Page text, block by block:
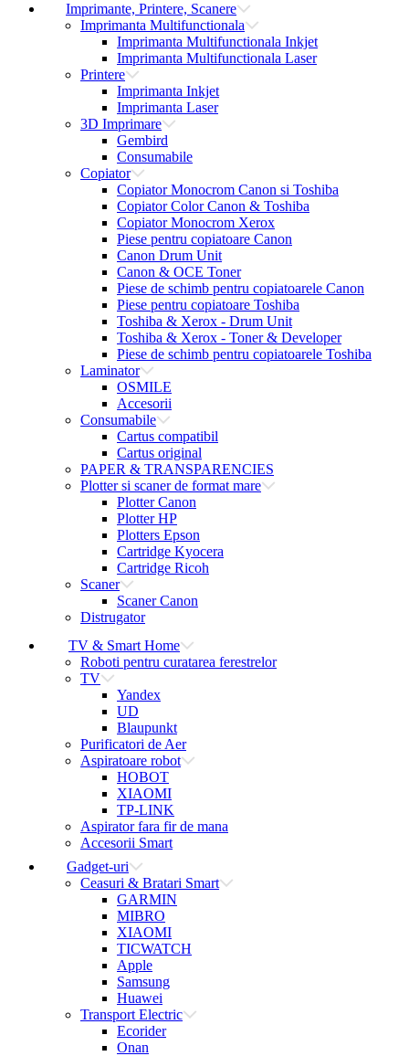
Imprimante, Printere, Scanere
Imprimanta Multifunctionala
Imprimanta Multifunctionala Inkjet
Imprimanta Multifunctionala Laser
Printere
Imprimanta Inkjet
Imprimanta Laser
3D Imprimare
Gembird
Consumabile
Copiator
Copiator Monocrom Canon si Toshiba
Copiator Color Canon & Toshiba
Copiator Monocrom Xerox
Piese pentru copiatoare Canon
Canon Drum Unit
Canon & OCE Toner
Piese de schimb pentru copiatoarele Canon
Piese pentru copiatoare Toshiba
Toshiba & Xerox - Drum Unit
Toshiba & Xerox - Toner & Developer
Piese de schimb pentru copiatoarele Toshiba
Laminator
OSMILE
Accesorii
Consumabile
Cartus compatibil
Cartus original
PAPER & TRANSPARENCIES
Plotter si scaner de format mare
Plotter Canon
Plotter HP
Plotters Epson
Cartridge Kyocera
Cartridge Ricoh
Scaner
Scaner Canon
Distrugator
TV & Smart Home
Roboti pentru curatarea ferestrelor
TV
Yandex
UD
Blaupunkt
Purificatori de Aer
Aspiratoare robot
HOBOT
XIAOMI
TP-LINK
Aspirator fara fir de mana
Accesorii Smart
Gadget-uri
Ceasuri & Bratari Smart
GARMIN
MIBRO
XIAOMI
TICWATCH
Apple
Samsung
Huawei
Transport Electric
Ecorider
Onan